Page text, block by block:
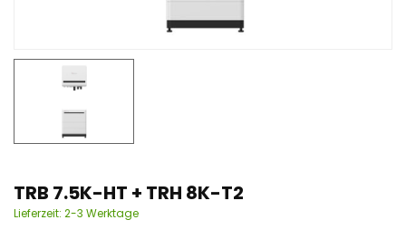
TRB 7.5K-HT + TRH 8K-T2
Lieferzeit: 2-3 Werktage